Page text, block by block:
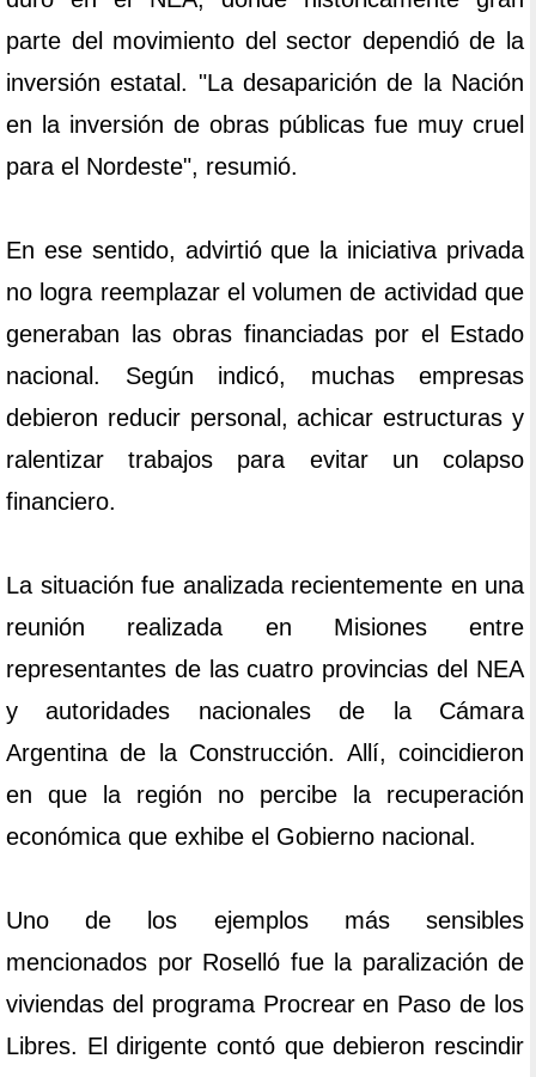
parte del movimiento del sector dependió de la
inversión estatal. "La desaparición de la Nación
en la inversión de obras públicas fue muy cruel
para el Nordeste", resumió.
En ese sentido, advirtió que la iniciativa privada
no logra reemplazar el volumen de actividad que
generaban las obras financiadas por el Estado
nacional. Según indicó, muchas empresas
debieron reducir personal, achicar estructuras y
ralentizar trabajos para evitar un colapso
financiero.
La situación fue analizada recientemente en una
reunión realizada en Misiones entre
representantes de las cuatro provincias del NEA
y autoridades nacionales de la Cámara
Argentina de la Construcción. Allí, coincidieron
en que la región no percibe la recuperación
económica que exhibe el Gobierno nacional.
Uno de los ejemplos más sensibles
mencionados por Roselló fue la paralización de
viviendas del programa Procrear en Paso de los
Libres. El dirigente contó que debieron rescindir